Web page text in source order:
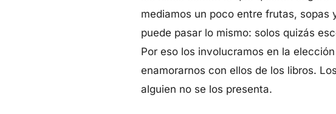
mediamos un poco entre frutas, sopas
puede pasar lo mismo: solos quizás
Por eso los involucramos en la
enamorarnos con ellos de los libros.
alguien no se los presenta.